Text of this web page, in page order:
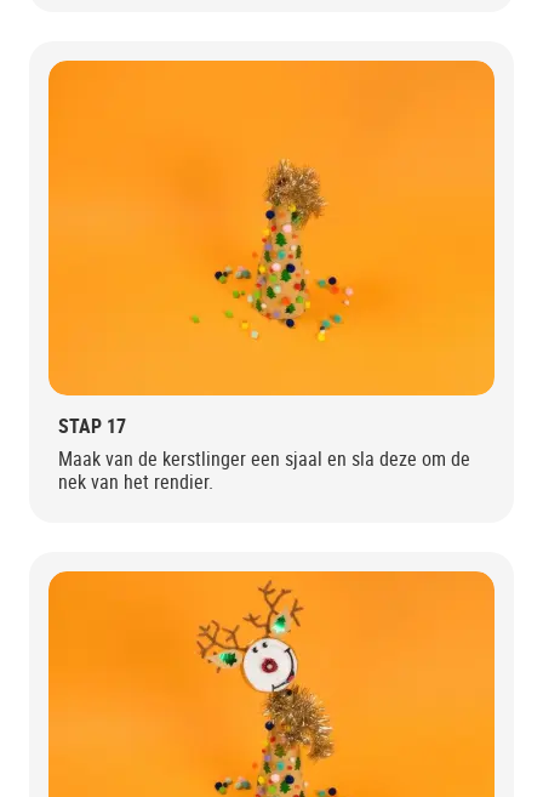
STAP 17
Maak van de kerstlinger een sjaal en sla deze om de
nek van het rendier.